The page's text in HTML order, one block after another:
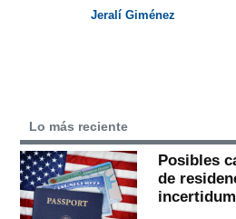
Jeralí Giménez
Lo más reciente
Posibles
de